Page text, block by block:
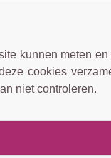
kunnen meten
cookies
niet controleren.